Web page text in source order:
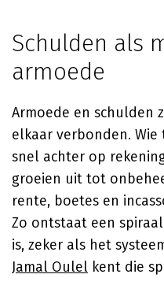
Schulden als
armoede
Armoede en schulden
elkaar verbonden.
snel achter op
groeien uit tot
rente, boetes en
Zo ontstaat een
is, zeker als het
Jamal Oulel kent die